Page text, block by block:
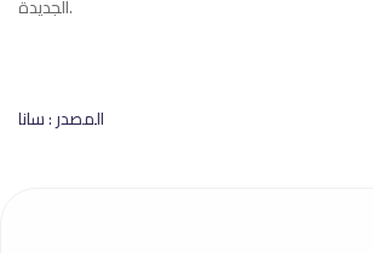
الجديدة.
المصدر : سانا